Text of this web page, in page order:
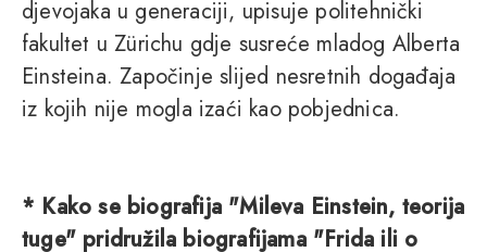
djevojaka u generaciji, upisuje politehnički
fakultet u Zürichu gdje susreće mladog Alberta
Einsteina. Započinje slijed nesretnih događaja
iz kojih nije mogla izaći kao pobjednica.
* Kako se biografija "Mileva Einstein, teorija
tuge" pridružila biografijama "Frida ili o